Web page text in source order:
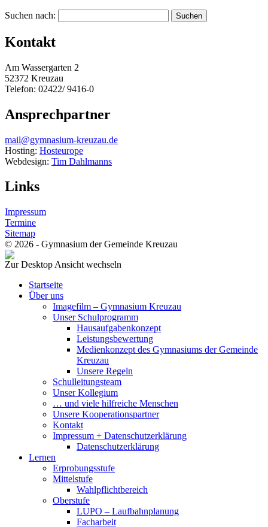
Suchen nach:
Kontakt
Am Wassergarten 2
52372 Kreuzau
Telefon: 02422/ 9416-0
Ansprechpartner
mail@gymnasium-kreuzau.de
Hosting: Hosteurope
Webdesign: Tim Dahlmanns
Links
Impressum
Termine
Sitemap
© 2026 - Gymnasium der Gemeinde Kreuzau
Zur Desktop Ansicht wechseln
Startseite
Über uns
Imagefilm – Gymnasium Kreuzau
Unser Schulprogramm
Hausaufgabenkonzept
Leistungsbewertung
Medienkonzept des Gymnasiums der Gemeinde
Kreuzau
Unsere Regeln
Schulleitungsteam
Unser Kollegium
… und viele hilfreiche Menschen
Unsere Kooperationspartner
Kontakt
Impressum + Datenschutzerklärung
Datenschutzerklärung
Lernen
Erprobungsstufe
Mittelstufe
Wahlpflichtbereich
Oberstufe
LUPO – Laufbahnplanung
Facharbeit